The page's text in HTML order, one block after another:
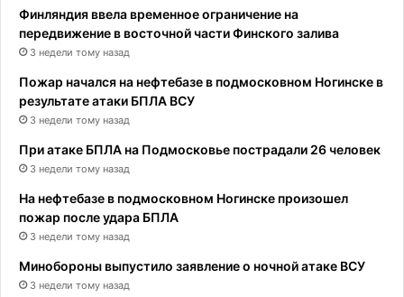
Финляндия ввела временное ограничение на
передвижение в восточной части Финского залива
3 недели тому назад
Пожар начался на нефтебазе в подмосковном Ногинске в
результате атаки БПЛА ВСУ
3 недели тому назад
При атаке БПЛА на Подмосковье пострадали 26 человек
3 недели тому назад
На нефтебазе в подмосковном Ногинске произошел
пожар после удара БПЛА
3 недели тому назад
Минобороны выпустило заявление о ночной атаке ВСУ
3 недели тому назад